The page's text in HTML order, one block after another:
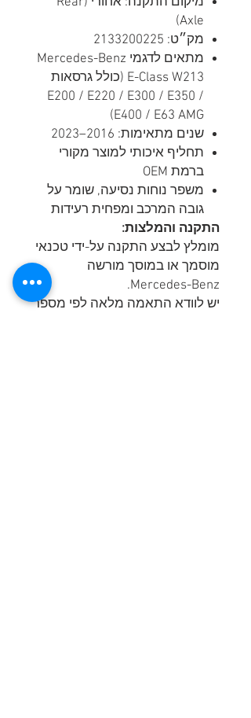
Axle)
מק״ט: 2133200225
מתאים לדגמי Mercedes-Benz
E-Class W213 (כולל גרסאות
E200 / E220 / E300 / E350 /
E400 / E63 AMG)
שנים מתאימות: 2016–2023
תחליף איכותי למוצר מקורי
ברמת OEM
משפר נוחות נסיעה, שומר על
גובה המרכב ומפחית רעידות
התקנה והמלצות:
מומלץ לבצע התקנה על-ידי טכנאי
מוסמך או במוסך מורשה
Mercedes-Benz.
יש לוודא התאמה מלאה לפי מספר